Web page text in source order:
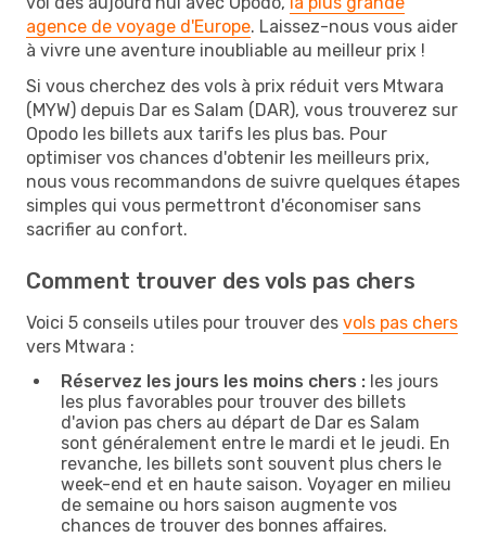
agence de voyage d'Europe. Laissez-nous vous aider
à vivre une aventure inoubliable au meilleur prix !
Si vous cherchez des vols à prix réduit vers Mtwara
(MYW) depuis Dar es Salam (DAR), vous trouverez sur
Opodo les billets aux tarifs les plus bas. Pour
optimiser vos chances d'obtenir les meilleurs prix,
nous vous recommandons de suivre quelques étapes
simples qui vous permettront d'économiser sans
sacrifier au confort.
Comment trouver des vols pas chers
Voici 5 conseils utiles pour trouver des vols pas chers
vers Mtwara :
Réservez les jours les moins chers : les jours
les plus favorables pour trouver des billets
d'avion pas chers au départ de Dar es Salam
sont généralement entre le mardi et le jeudi. En
revanche, les billets sont souvent plus chers le
week-end et en haute saison. Voyager en milieu
de semaine ou hors saison augmente vos
chances de trouver des bonnes affaires.